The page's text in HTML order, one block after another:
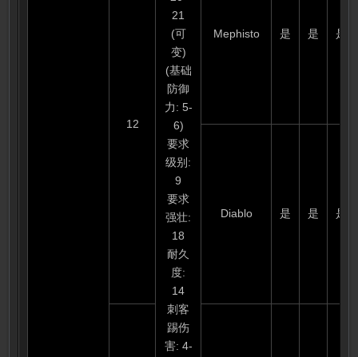
12
21
(可
变)
(基础
防御
力: 5-
6)
要求
级别:
9
要求
强壮:
18
耐久
度:
14
刺客
踢伤
害: 4-
Mephisto 是 是 是
Diablo 是 是 是